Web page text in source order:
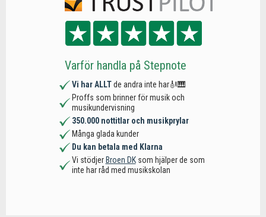
Varför handla på Stepnote
Vi har ALLTde andra inte har🎻🎹
Proffs som brinner för musik och
musikundervisning
350.000 nottitlar och musikprylar
Många glada kunder
Du kan betala med Klarna
Vi stödjer Broen DKsom hjälper de som
inte har råd med musikskolan